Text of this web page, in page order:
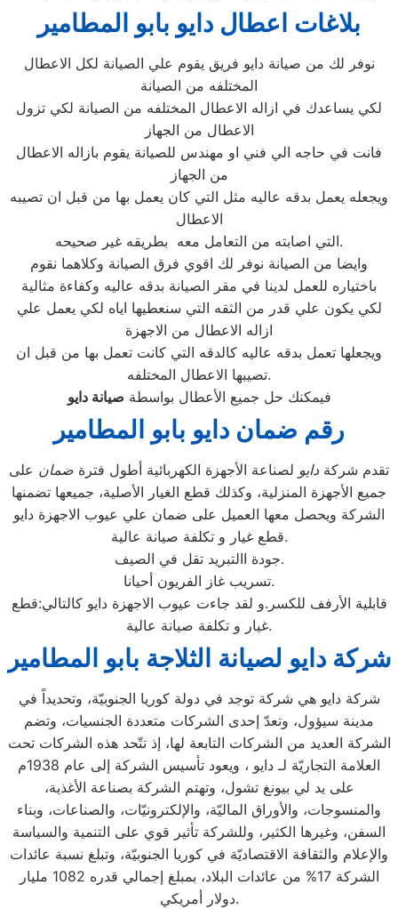
بلاغات اعطال دايو بابو المطامير
نوفر لك من صيانة دايو فريق يقوم علي الصيانة لكل الاعطال
المختلفه من الصيانة
لكي يساعدك في ازاله الاعطال المختلفه من الصيانة لكي تزول
الاعطال من الجهاز
فانت في حاجه الي فني او مهندس للصيانة يقوم بازاله الاعطال
من الجهاز
ويجعله يعمل بدقه عاليه مثل التي كان يعمل بها من قبل ان تصيبه
الاعطال
التي اصابته من التعامل معه بطريقه غير صحيحه.
وايضا من الصيانة نوفر لك اقوي فرق الصيانة وكلاهما نقوم
باختياره للعمل لدينا في مقر الصيانة بدقه عاليه وكفاءة مثالية
لكي يكون علي قدر من الثقه التي سنعطيها اياه لكي يعمل علي
ازاله الاعطال من الاجهزة
ويجعلها تعمل بدقه عاليه كالدقه التي كانت تعمل بها من قبل ان
تصيبها الاعطال المختلفه.
فيمكنك حل جميع الأعطال بواسطة صيانة دايو
رقم ضمان دايو بابو المطامير
تقدم شركة دايو لصناعة الأجهزة الكهربائية أطول فترة ضمان على
جميع الأجهزة المنزلية، وكذلك قطع الغيار الأصلية، جميعها تضمنها
الشركة ويحصل معها العميل على ضمان علي عيوب الاجهزة دايو
قطع غيار و تكلفة صيانة عالية.
جودة االتبريد تقل في الصيف.
تسريب غاز الفريون أحيانا.
قابلية الأرفف للكسر.و لقد جاءت عيوب الاجهزة دايو كالتالي:قطع
غيار و تكلفة صيانة عالية.
شركة دايو لصيانة الثلاجة بابو المطامير
شركة دايو هي شركة توجد في دولة كوريا الجنوبيّة، وتحديداً في
مدينة سيؤول، وتعدّ إحدى الشركات متعددة الجنسيات، وتضم
الشركة العديد من الشركات التابعة لها، إذ تتّحد هذه الشركات تحت
العلامة التجاريّة لـ دايو ، ويعود تأسيس الشركة إلى عام 1938م
على يد لي بيونغ تشول، وتهتم الشركة بصناعة الأغذية،
والمنسوجات، والأوراق الماليّة، والإلكترونيّات، والصناعات، وبناء
السفن، وغيرها الكثير، وللشركة تأثير قوي على التنمية والسياسة
والإعلام والثقافة الاقتصاديّة في كوريا الجنوبيّة، وتبلغ نسبة عائدات
الشركة 17% من عائدات البلاد، بمبلغ إجمالي قدره 1082 مليار
دولار أمريكي.